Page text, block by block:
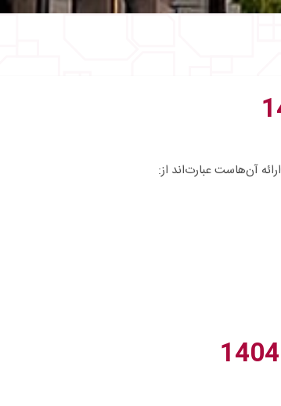
آن‌هاست عبارت‌اند از: